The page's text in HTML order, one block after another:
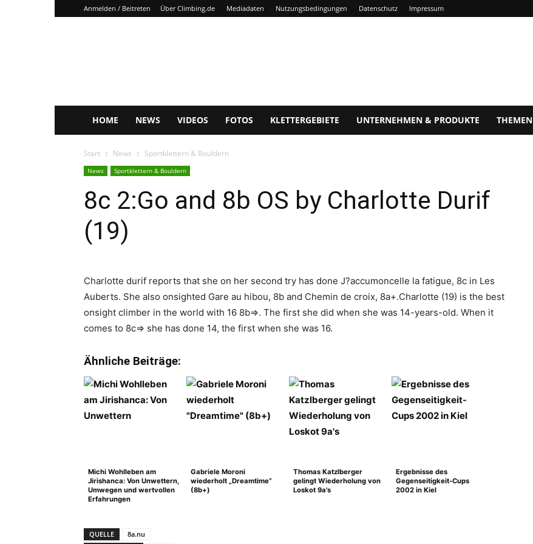
Anmelden / Beitreten Über Climbing.de Mediadaten Nutzungsbedingungen Datenschutz Impressum
HOME NEWS VIDEOS FOTOS KLETTERGEBIETE UNTERNEHMEN & PRODUKTE THEMEN
Start News Sportklettern & Bouldern
News Sportklettern & Bouldern
8c 2:Go and 8b OS by Charlotte Durif
(19)
Charlotte durif reports that she on her second try has done J?accumoncelle la fatigue, 8c in Les
Auberts. She also onsighted Gare au hibou, 8b and Chemin de croix, 8a+.Charlotte (19) is the best
onsight climber in the world with 16 8b=>. The first she did when she was 14-years-old. When it
comes to 8c=> she has done 14, the first when she was 16.
Ähnliche Beiträge:
Michi Wohlleben am
Jirishanca: Von Unwettern,
Umwegen und wertvollen
Erfahrungen
Gabriele Moroni
wiederholt „Dreamtime“
(8b+)
Thomas Katzlberger
gelingt Wiederholung von
Loskot 9a's
Ergebnisse des
Gegenseitigkeit-Cups
2002 in Kiel
QUELLE
8a.nu